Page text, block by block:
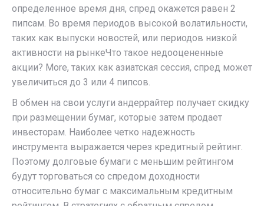
определенное время дня, спред окажется равен 2
пипсам. Во время периодов высокой волатильности,
таких как выпуски новостей, или периодов низкой
активности на рынкеЧто такое недооцененные
акции? More, таких как азиатская сессия, спред может
увеличиться до 3 или 4 пипсов.
В обмен на свои услуги андеррайтер получает скидку
при размещении бумаг, которые затем продает
инвесторам. Наиболее четко надежность
инструмента выражается через кредитный рейтинг.
Поэтому долговые бумаги с меньшим рейтингом
будут торговаться со спредом доходности
относительно бумаг с максимальным кредитным